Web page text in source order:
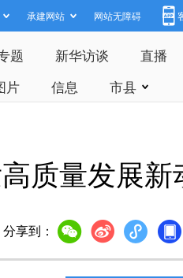
承建网站 网站无障碍
题 新华访谈 直播
片 信息 市县
质量发展新
分享到：